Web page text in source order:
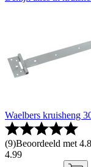
Waelbers kruisheng
(9)Beoordeeld met
4.99